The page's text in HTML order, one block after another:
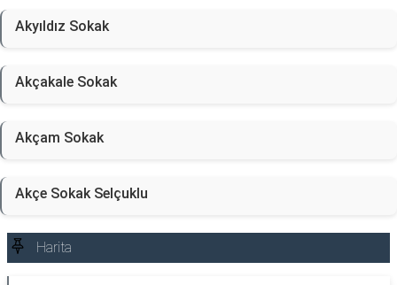
Akyıldız Sokak
Akçakale Sokak
Akçam Sokak
Akçe Sokak Selçuklu
Harita